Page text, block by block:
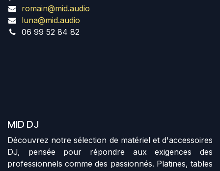
romain@mid.audio
luna@mid.audio
06 99 52 84 82
MID DJ
Découvrez notre sélection de matériel et d'accessoires
DJ, pensée pour répondre aux exigences des
professionnels comme des passionnés. Platines, tables